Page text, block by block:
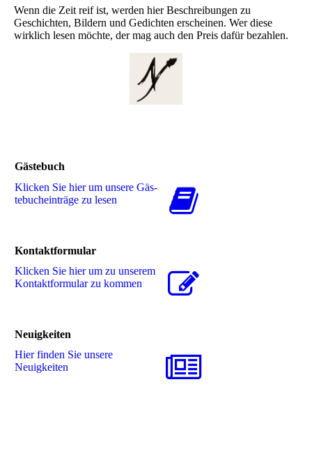
Wenn die Zeit reif ist, werden hier Beschreibungen zu
Geschichten, Bildern und Gedichten erscheinen. Wer diese
wirklich lesen möchte, der mag auch den Preis dafür bezahlen.
Gästebuch
Klicken Sie hier um unsere Gäs­
te­buch­ein­trä­ge zu lesen
Kontaktformular
Klicken Sie hier um zu unserem
Kon­takt­for­mu­lar zu kommen
Neuigkeiten
Hier finden Sie unsere
Neuigkeiten